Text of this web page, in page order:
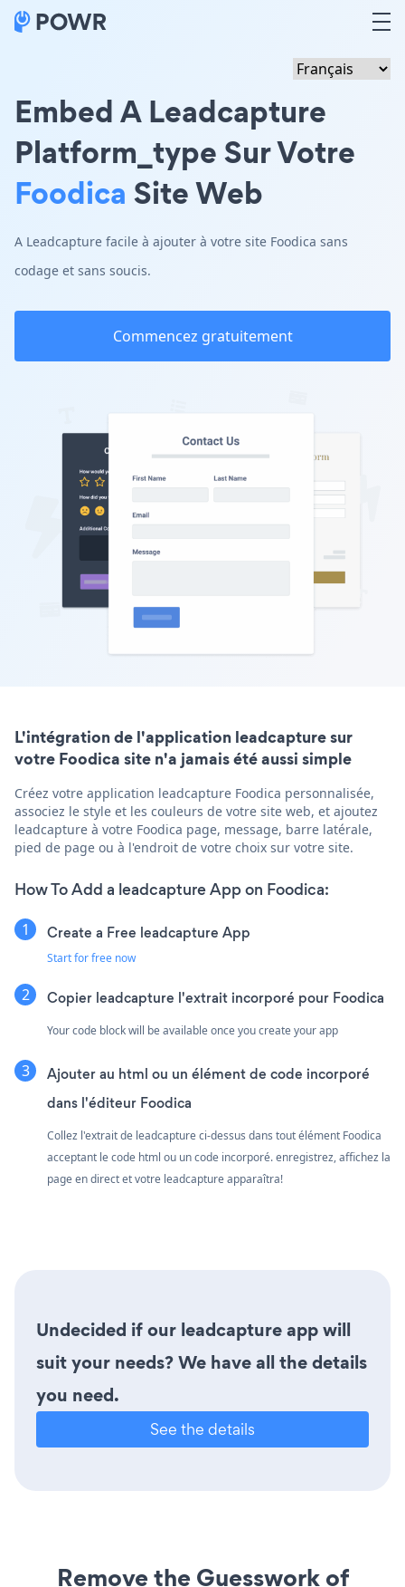
Embed A Leadcapture
Platform_type Sur Votre
Foodica Site Web
A Leadcapture facile à ajouter à votre site Foodica sans
codage et sans soucis.
Commencez gratuitement
L'intégration de l'application leadcapture sur
votre Foodica site n'a jamais été aussi simple
Créez votre application leadcapture Foodica personnalisée,
associez le style et les couleurs de votre site web, et ajoutez
leadcapture à votre Foodica page, message, barre latérale,
pied de page ou à l'endroit de votre choix sur votre site.
How To Add a leadcapture App on Foodica:
Create a Free leadcapture App
Start for free now
Copier leadcapture l'extrait incorporé pour Foodica
Your code block will be available once you create your app
Ajouter au html ou un élément de code incorporé
dans l'éditeur Foodica
Collez l'extrait de leadcapture ci-dessus dans tout élément Foodica
acceptant le code html ou un code incorporé. enregistrez, affichez la
page en direct et votre leadcapture apparaîtra!
Undecided if our leadcapture app will
suit your needs? We have all the details
you need.
See the details
Remove the Guesswork of